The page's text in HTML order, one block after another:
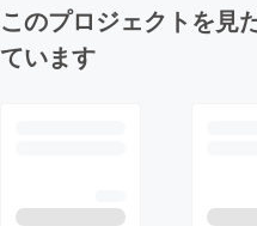
このプロジェクトを見
ています